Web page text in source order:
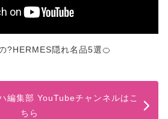
?HERMES隠れ名品5選🍊
編集部 YouTubeチャンネルはこ
ちら